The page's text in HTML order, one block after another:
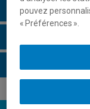
Horaire - Été
pouvez
« Préférences ».